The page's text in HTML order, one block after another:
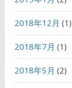
2018年12月 (1)
2018年7月 (1)
2018年5月 (2)